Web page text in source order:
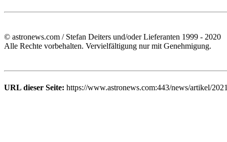
© astronews.com / Stefan Deiters und/oder Lieferanten 1999 - 2020
Alle Rechte vorbehalten. Vervielfältigung nur mit Genehmigung.
URL dieser Seite: https://www.astronews.com:443/news/artikel/